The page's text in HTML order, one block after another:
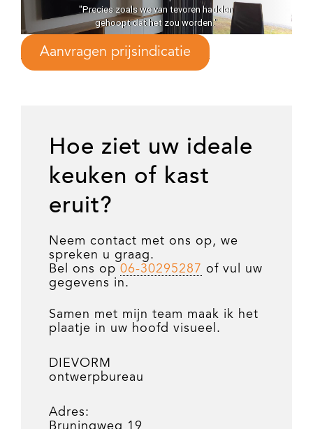
"...secuurheid, precisie en aandacht voor
detail"
Aanvragen prijsindicatie
Hoe ziet uw ideale
keuken of kast
eruit?
Neem contact met ons op, we
spreken u graag.
Bel ons op 06-30295287 of vul uw
gegevens in.
Samen met mijn team maak ik het
plaatje in uw hoofd visueel.
DIEVORM
ontwerpbureau
Adres:
Bruningweg 19